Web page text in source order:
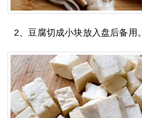
2、豆腐切成小块放入盘后备用。